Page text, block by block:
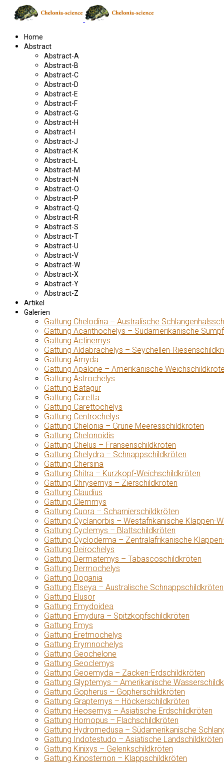
Home
Abstract
Abstract-A
Abstract-B
Abstract-C
Abstract-D
Abstract-E
Abstract-F
Abstract-G
Abstract-H
Abstract-I
Abstract-J
Abstract-K
Abstract-L
Abstract-M
Abstract-N
Abstract-O
Abstract-P
Abstract-Q
Abstract-R
Abstract-S
Abstract-T
Abstract-U
Abstract-V
Abstract-W
Abstract-X
Abstract-Y
Abstract-Z
Artikel
Galerien
Gattung Chelodina – Australische
Gattung Acanthochelys – Südamerikanische
Gattung Actinemys
Gattung Aldabrachelys – Seychellen-
Gattung Amyda
Gattung Apalone – Amerikanische
Gattung Astrochelys
Gattung Batagur
Gattung Caretta
Gattung Carettochelys
Gattung Centrochelys
Gattung Chelonia – Grüne Meeresschildkröten
Gattung Chelonoidis
Gattung Chelus – Fransenschildkröten
Gattung Chelydra – Schnappschildkröten
Gattung Chersina
Gattung Chitra – Kurzkopf-Weichschildkröten
Gattung Chrysemys – Zierschildkröten
Gattung Claudius
Gattung Clemmys
Gattung Cuora – Scharnierschildkröten
Gattung Cyclanorbis – Westafrikanische Klappen-
Gattung Cyclemys – Blattschildkröten
Gattung Cycloderma – Zentralafrikanische
Gattung Deirochelys
Gattung Dermatemys – Tabascoschildkröten
Gattung Dermochelys
Gattung Dogania
Gattung Elseya – Australische Schnappschildkröten
Gattung Elusor
Gattung Emydoidea
Gattung Emydura – Spitzkopfschildkröten
Gattung Emys
Gattung Eretmochelys
Gattung Erymnochelys
Gattung Geochelone
Gattung Geoclemys
Gattung Geoemyda – Zacken-Erdschildkröten
Gattung Glyptemys – Amerikanische
Gattung Gopherus – Gopherschildkröten
Gattung Graptemys – Höckerschildkröten
Gattung Heosemys – Asiatische Erdschildkröten
Gattung Homopus – Flachschildkröten
Gattung Hydromedusa – Südamerikanische
Gattung Indotestudo – Asiatische Landschildkröten
Gattung Kinixys – Gelenkschildkröten
Gattung Kinosternon – Klappschildkröten